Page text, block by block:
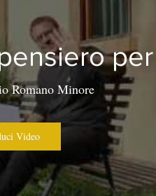
Romano Minore
Video